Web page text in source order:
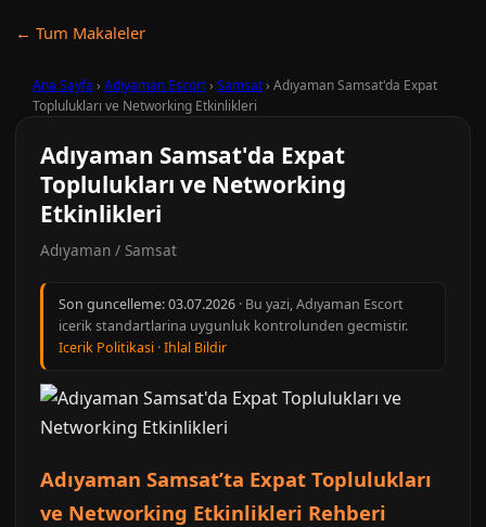
← Tum Makaleler
Ana Sayfa › Adıyaman Escort› Samsat› Adıyaman Samsat'da Expat
Toplulukları ve Networking Etkinlikleri
Adıyaman Samsat'da Expat
Toplulukları ve Networking
Etkinlikleri
Adıyaman / Samsat
Son guncelleme:03.07.2026 · Bu yazi, Adıyaman Escort
icerik standartlarina uygunluk kontrolunden gecmistir.
Icerik Politikasi ·Ihlal Bildir
Adıyaman Samsat’ta Expat Toplulukları
ve Networking Etkinlikleri Rehberi